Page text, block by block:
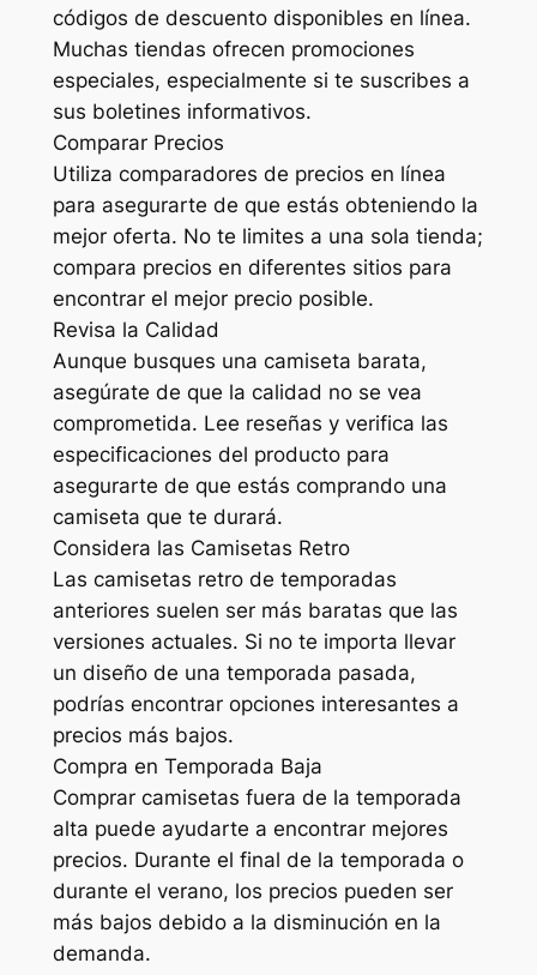
códigos de descuento disponibles en línea.
Muchas tiendas ofrecen promociones
especiales, especialmente si te suscribes a
sus boletines informativos.
Comparar Precios
Utiliza comparadores de precios en línea
para asegurarte de que estás obteniendo la
mejor oferta. No te limites a una sola tienda;
compara precios en diferentes sitios para
encontrar el mejor precio posible.
Revisa la Calidad
Aunque busques una camiseta barata,
asegúrate de que la calidad no se vea
comprometida. Lee reseñas y verifica las
especificaciones del producto para
asegurarte de que estás comprando una
camiseta que te durará.
Considera las Camisetas Retro
Las camisetas retro de temporadas
anteriores suelen ser más baratas que las
versiones actuales. Si no te importa llevar
un diseño de una temporada pasada,
podrías encontrar opciones interesantes a
precios más bajos.
Compra en Temporada Baja
Comprar camisetas fuera de la temporada
alta puede ayudarte a encontrar mejores
precios. Durante el final de la temporada o
durante el verano, los precios pueden ser
más bajos debido a la disminución en la
demanda.